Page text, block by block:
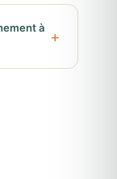
à